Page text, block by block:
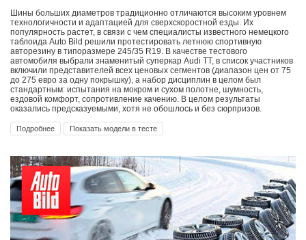
Шины больших диаметров традиционно отличаются высоким уровнем
технологичности и адаптацией для сверхскоростной езды. Их
популярность растет, в связи с чем специалисты известного немецкого
таблоида Auto Bild решили протестировать летнюю спортивную
авторезину в типоразмере 245/35 R19. В качестве тестового
автомобиля выбрали знаменитый суперкар Audi TT, в список участников
включили представителей всех ценовых сегментов (диапазон цен от 75
до 275 евро за одну покрышку), а набор дисциплин в целом был
стандартным: испытания на мокром и сухом полотне, шумность,
ездовой комфорт, сопротивление качению. В целом результаты
оказались предсказуемыми, хотя не обошлось и без сюрпризов.
Подробнее Показать модели в тесте